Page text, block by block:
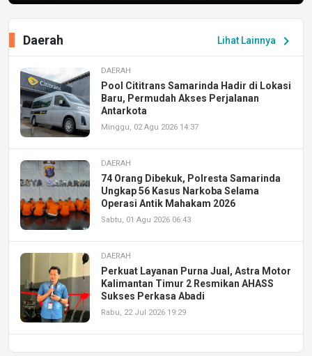
Lihat Lainnya chevron_right
Daerah
DAERAH
Pool Cititrans Samarinda Hadir di Lokasi
Baru, Permudah Akses Perjalanan
Antarkota
Minggu, 02 Agu 2026 14:37
DAERAH
74 Orang Dibekuk, Polresta Samarinda
Ungkap 56 Kasus Narkoba Selama
Operasi Antik Mahakam 2026
Sabtu, 01 Agu 2026 06:43
DAERAH
Perkuat Layanan Purna Jual, Astra Motor
Kalimantan Timur 2 Resmikan AHASS
Sukses Perkasa Abadi
Rabu, 22 Jul 2026 19:29